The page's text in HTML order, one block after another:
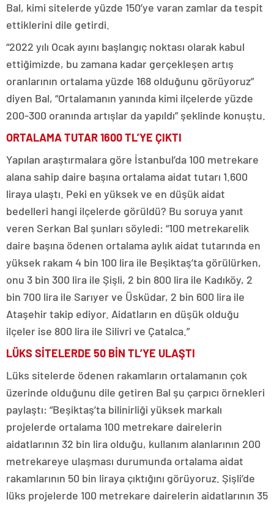
Bal, kimi sitelerde yüzde 150’ye varan zamlar da tespit
ettiklerini dile getirdi.
“2022 yılı Ocak ayını başlangıç noktası olarak kabul
ettiğimizde, bu zamana kadar gerçekleşen artış
oranlarının ortalama yüzde 168 olduğunu görüyoruz”
diyen Bal, “Ortalamanın yanında kimi ilçelerde yüzde
200-300 oranında artışlar da yapıldı” şeklinde konuştu.
ORTALAMA TUTAR 1600 TL’YE ÇIKTI
Yapılan araştırmalara göre İstanbul’da 100 metrekare
alana sahip daire başına ortalama aidat tutarı 1.600
liraya ulaştı. Peki en yüksek ve en düşük aidat
bedelleri hangi ilçelerde görüldü? Bu soruya yanıt
veren Serkan Bal şunları söyledi: “100 metrekarelik
daire başına ödenen ortalama aylık aidat tutarında en
yüksek rakam 4 bin 100 lira ile Beşiktaş’ta görülürken,
onu 3 bin 300 lira ile Şişli, 2 bin 800 lira ile Kadıköy, 2
bin 700 lira ile Sarıyer ve Üsküdar, 2 bin 600 lira ile
Ataşehir takip ediyor. Aidatların en düşük olduğu
ilçeler ise 800 lira ile Silivri ve Çatalca.”
LÜKS SİTELERDE 50 BİN TL’YE ULAŞTI
Lüks sitelerde ödenen rakamların ortalamanın çok
üzerinde olduğunu dile getiren Bal şu çarpıcı örnekleri
paylaştı: “Beşiktaş’ta bilinirliği yüksek markalı
projelerde ortalama 100 metrekare dairelerin
aidatlarının 32 bin lira olduğu, kullanım alanlarının 200
metrekareye ulaşması durumunda ortalama aidat
rakamlarının 50 bin liraya çıktığını görüyoruz. Şişli’de
lüks projelerde 100 metrekare dairelerin aidatlarının 35